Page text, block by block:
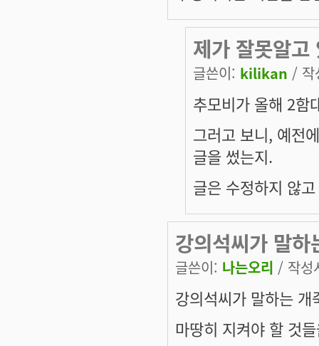
제가 잘못알고
글쓴이: kilikan / 작
추모비가 올해 2함
그러고 보니, 예전
글을 썼는지.
글은 수정하지 않
강의석씨가 말하
글쓴이: 나는오리 / 작성
강의석씨가 말하는 개
마땅히 지켜야 할 것